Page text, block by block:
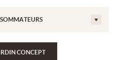
CONCEPT